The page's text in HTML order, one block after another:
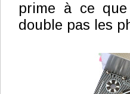
prime à ce
double pas les